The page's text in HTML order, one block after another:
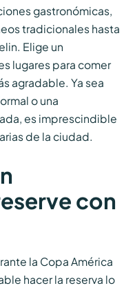
gastronómicas,
tradicionales hasta
Elige un
lugares para comer
agradable. Ya sea
o una
es imprescindible
de la ciudad.
con
la Copa América
hacer la reserva lo